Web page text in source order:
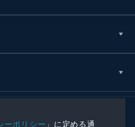
ーポリシー 」に定める通